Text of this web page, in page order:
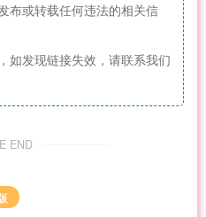
布或转载任何违法的相关信
如发现链接失效，请联系我们
END